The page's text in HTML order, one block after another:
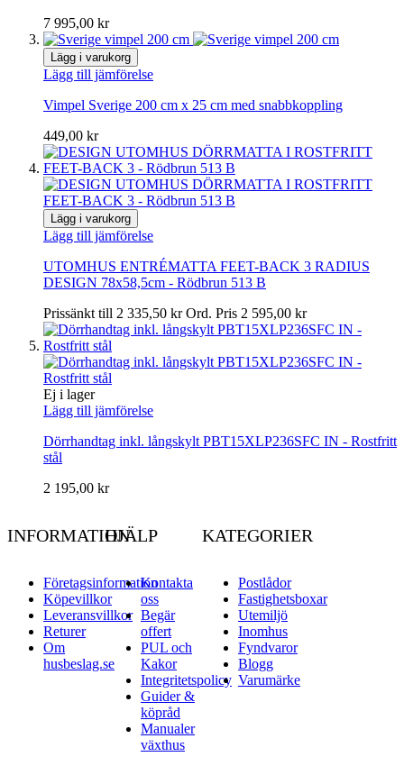
7 995,00 kr
Lägg i varukorg
Lägg till jämförelse
Vimpel Sverige 200 cm x 25 cm med snabbkoppling
449,00 kr
Lägg i varukorg
Lägg till jämförelse
UTOMHUS ENTRÉMATTA FEET-BACK 3 RADIUS
DESIGN 78x58,5cm - Rödbrun 513 B
Prissänkt till 2 335,50 kr Ord. Pris 2 595,00 kr
Ej i lager
Lägg till jämförelse
Dörrhandtag inkl. långskylt PBT15XLP236SFC IN - Rostfritt
stål
2 195,00 kr
INFORMATION
Företagsinformation
Köpevillkor
Leveransvillkor
Returer
Om
husbeslag.se
HJÄLP
Kontakta
oss
Begär
offert
PUL och
Kakor
Integritetspolicy
Guider &
köpråd
Manualer
växthus
KATEGORIER
Postlådor
Fastighetsboxar
Utemiljö
Inomhus
Fyndvaror
Blogg
Varumärke